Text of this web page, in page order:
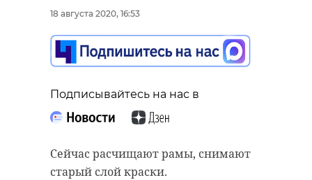
18 августа 2020, 16:53
Подписывайтесь на нас в
Сейчас расчищают рамы, снимают
старый слой краски.